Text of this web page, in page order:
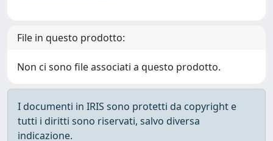
File in questo prodotto:
Non ci sono file associati a questo prodotto.
I documenti in IRIS sono protetti da copyright e
tutti i diritti sono riservati, salvo diversa
indicazione.